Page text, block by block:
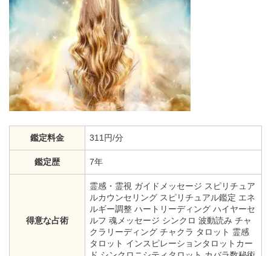
鑑定料金 311円/分
鑑定歴 7年
得意な占術
霊感・霊視 ガイドメッセージ スピリチュア
ルカウンセリング スピリチュアル鑑定 エネ
ルギー調整 ハートリーディング ハイヤーセ
ルフ 魂メッセージ シンクロ 波動読み チャ
クラリーディング チャクラ タロット 霊感
タロット インスピレーションタロットカー